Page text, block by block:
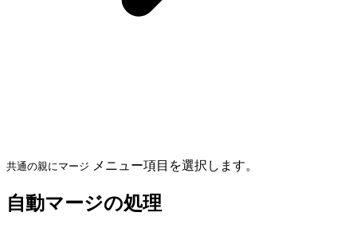
共通の親にマージ メニュー項目を選択します。
自動マージの処理